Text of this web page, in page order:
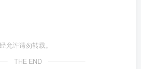
允许请勿转载。
THE END